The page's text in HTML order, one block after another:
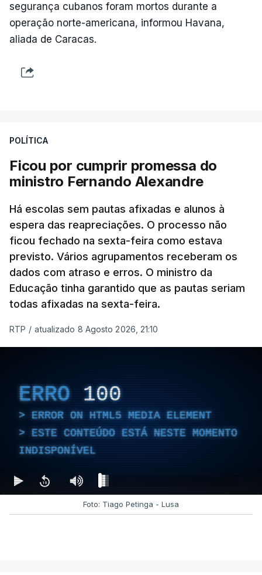
segurança cubanos foram mortos durante a
operação norte-americana, informou Havana,
aliada de Caracas.
POLÍTICA
Ficou por cumprir promessa do
ministro Fernando Alexandre
Há escolas sem pautas afixadas e alunos à
espera das reapreciações. O processo não
ficou fechado na sexta-feira como estava
previsto. Vários agrupamentos receberam os
dados com atraso e erros. O ministro da
Educação tinha garantido que as pautas seriam
todas afixadas na sexta-feira.
RTP / atualizado 8 Agosto 2026, 21:10
ERRO 100
ERROR ON HTML5 MEDIA ELEMENT
ESTE CONTEÚDO ESTÁ NESTE MOMENTO
INDISPONÍVEL
Foto: Tiago Petinga - Lusa